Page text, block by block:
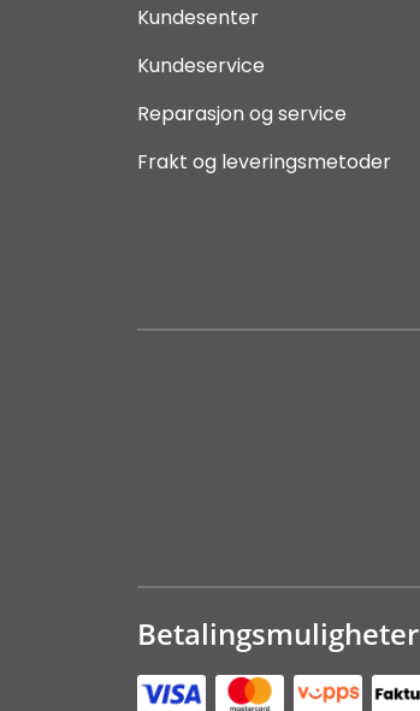
Kundesenter
Kundeservice
Reparasjon og service
Frakt og leveringsmetoder
Betalingsmuligheter